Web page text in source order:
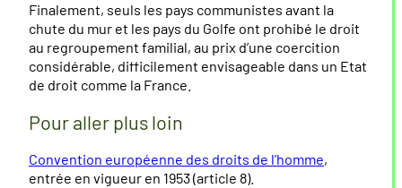
Finalement, seuls les pays communistes avant la
chute du mur et les pays du Golfe ont prohibé le droit
au regroupement familial, au prix d’une coercition
considérable, difficilement envisageable dans un Etat
de droit comme la France.
Pour aller plus loin
Convention européenne des droits de l’homme,
entrée en vigueur en 1953 (article 8).